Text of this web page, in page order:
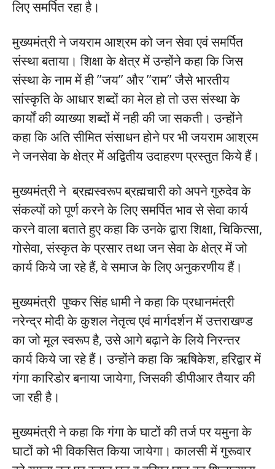
लिए समर्पित रहा है।
मुख्यमंत्री ने जयराम आश्रम को जन सेवा एवं समर्पित
संस्था बताया। शिक्षा के क्षेत्र में उन्होंने कहा कि जिस
संस्था के नाम में ही ’’जय’’ और ’’राम’’ जैसे भारतीय
सांस्कृति के आधार शब्दों का मेल हो तो उस संस्था के
कार्यों की व्याख्या शब्दों में नही की जा सकती। उन्होंने
कहा कि अति सीमित संसाधन होने पर भी जयराम आश्रम
ने जनसेवा के क्षेत्र में अद्वितीय उदाहरण प्रस्तुत किये हैं।
मुख्यमंत्री ने ब्रह्मस्वरूप ब्रह्मचारी को अपने गुरुदेव के
संकल्पों को पूर्ण करने के लिए समर्पित भाव से सेवा कार्य
करने वाला बताते हुए कहा कि उनके द्वारा शिक्षा, चिकित्सा,
गोसेवा, संस्कृत के प्रसार तथा जन सेवा के क्षेत्र में जो
कार्य किये जा रहे हैं, वे समाज के लिए अनुकरणीय हैं।
मुख्यमंत्री पुष्कर सिंह धामी ने कहा कि प्रधानमंत्री
नरेन्द्र मोदी के कुशल नेतृत्व एवं मार्गदर्शन में उत्तराखण्ड
का जो मूल स्वरूप है, उसे आगे बढ़ाने के लिये निरन्तर
कार्य किये जा रहे हैं। उन्होंने कहा कि ऋषिकेश, हरिद्वार में
गंगा कारिडोर बनाया जायेगा, जिसकी डीपीआर तैयार की
जा रही है।
मुख्यमंत्री ने कहा कि गंगा के घाटों की तर्ज पर यमुना के
घाटों को भी विकसित किया जायेगा। कालसी में गुरूवार